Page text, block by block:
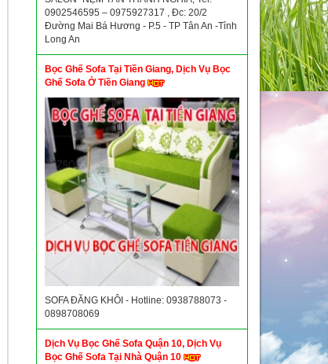
0902546595 – 0975927317 , Đc: 20/2
Đường Mai Bá Hương - P.5 - TP Tân An -Tỉnh
Long An
Bọc Ghế Sofa Tại Tiền Giang, Dịch Vụ Bọc
Ghế Sofa Ở Tiền Giang
SOFA ĐĂNG KHÔI - Hotline: 0938788073 -
0898708069
Dịch Vụ Bọc Ghế Sofa Quận 10, Dịch Vụ
Bọc Ghế Sofa Tại Nhà Quận 10